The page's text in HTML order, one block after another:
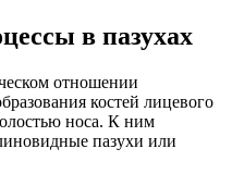
в пазухах
отношении
костей лицевого
носа. К ним
пазухи или